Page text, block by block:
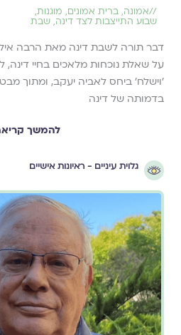
//אמונה, ברית אמונים, מוגנות,
שבוע התייצבות לצד דינה, שבת
דבר תורה לשבת דינה מאת הרבה
על שאלת נוכחות מלאכים בחיי
׳וישלח׳ ביחס לאביה יעקב, ומתוך
בדמותה של דינה
להמשך
גלוית עיניים - ראיונות אישיים